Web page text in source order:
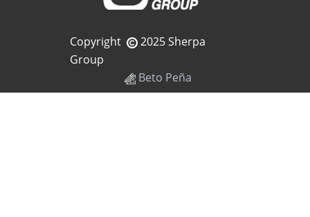
Copyright
2025 Sherpa
Group
Beto Peña